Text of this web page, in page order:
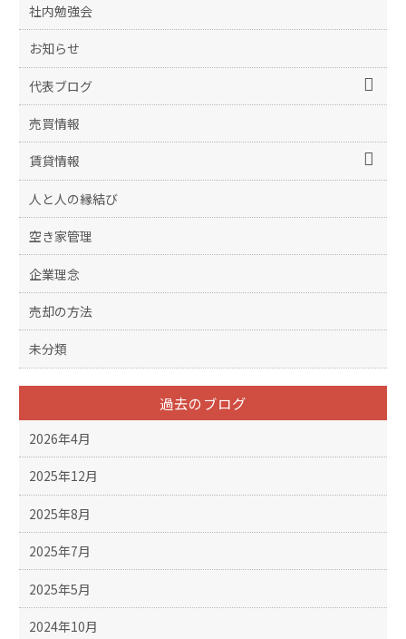
社内勉強会
お知らせ
代表ブログ
売買情報
賃貸情報
人と人の縁結び
空き家管理
企業理念
売却の方法
未分類
過去のブログ
2026年4月
2025年12月
2025年8月
2025年7月
2025年5月
2024年10月